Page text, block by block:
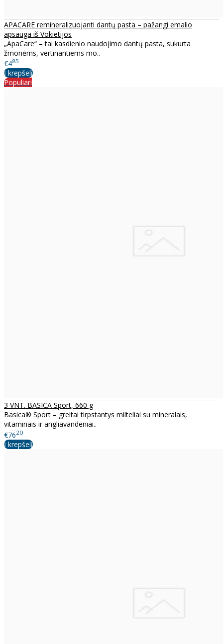
APACARE remineralizuojanti dantų pasta – pažangi emalio
apsauga iš Vokietijos
„ApaCare“ – tai kasdienio naudojimo dantų pasta, sukurta
žmonėms, vertinantiems mo..
€485
Į krepšelį
Populiari
3 VNT. BASICA Sport, 660 g
Basica® Sport – greitai tirpstantys milteliai su mineralais,
vitaminais ir angliavandeniai..
€7620
Į krepšelį